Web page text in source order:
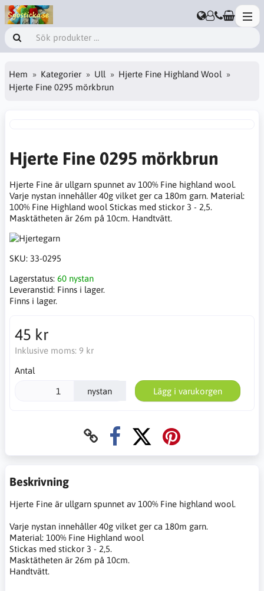
Hem Kategorier Ull
Hjerte Fine Highland Wool
Hjerte Fine 0295 mörkbrun
Hjerte Fine 0295 mörkbrun
Hjerte Fine är ullgarn spunnet av 100% Fine highland wool.
Varje nystan innehåller 40g vilket ger ca 180m garn. Material:
100% Fine Highland wool Stickas med stickor 3 - 2,5.
Masktätheten är 26m på 10cm. Handtvätt.
SKU: 33-0295
Lagerstatus: 60 nystan
Leveranstid: Finns i lager.
Finns i lager.
45 kr
Inklusive moms: 9 kr
Antal
nystan Lägg i varukorgen
Beskrivning
Hjerte Fine är ullgarn spunnet av 100% Fine highland wool.
Varje nystan innehåller 40g vilket ger ca 180m garn.
Material: 100% Fine Highland wool
Stickas med stickor 3 - 2,5.
Masktätheten är 26m på 10cm.
Handtvätt.